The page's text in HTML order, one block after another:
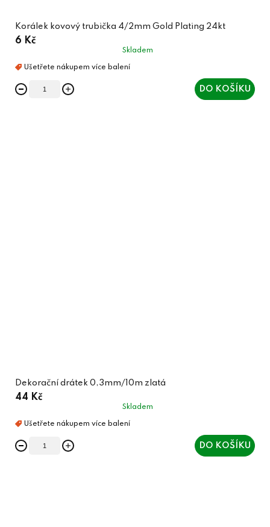
Korálek kovový trubička 4/2mm Gold Plating 24kt
6 Kč
Skladem
DO KOŠÍKU
Dekorační drátek 0,3mm/10m zlatá
44 Kč
Skladem
DO KOŠÍKU